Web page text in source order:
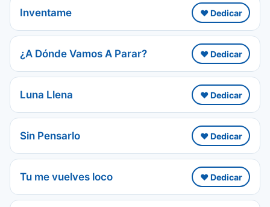
Inventame ❤️ Dedicar
¿A Dónde Vamos A Parar? ❤️ Dedicar
Luna Llena ❤️ Dedicar
Sin Pensarlo ❤️ Dedicar
Tu me vuelves loco ❤️ Dedicar